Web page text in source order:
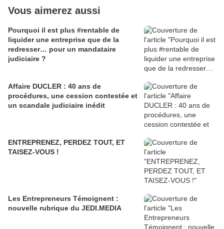
Vous aimerez aussi
Pourquoi il est plus #rentable de
liquider une entreprise que de la
redresser… pour un mandataire
judiciaire ?
Affaire DUCLER : 40 ans de
procédures, une cession contestée et
un scandale judiciaire inédit
ENTREPRENEZ, PERDEZ TOUT, ET
TAISEZ-VOUS !
Les Entrepreneurs Témoignent :
nouvelle rubrique du JEDI.MEDIA